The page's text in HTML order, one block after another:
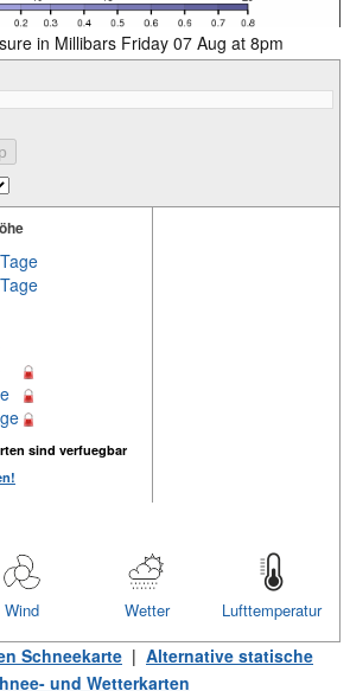
in Millibars Friday 07 Aug at 8pm
sind verfuegbar
Lufttemperatur
Wetter
Wind
Schneekarte | Alternative statische
und Wetterkarten